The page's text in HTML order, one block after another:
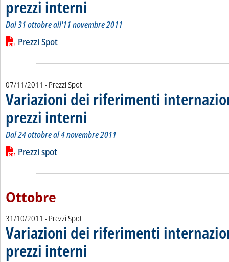
prezzi interni
Dal 31 ottobre all'11 novembre 2011
Leggi tutta la notizia: 'Variazioni dei riferimenti
Lista allegati PDF alla notizia
Prezzi Spot
07/11/2011 - Prezzi Spot
Variazioni dei riferimenti
prezzi interni
Dal 24 ottobre al 4 novembre 2011
Leggi tutta la notizia: 'Variazioni dei riferimenti
Lista allegati PDF alla notizia
Prezzi spot
Ottobre
31/10/2011 - Prezzi Spot
Variazioni dei riferimenti
prezzi interni